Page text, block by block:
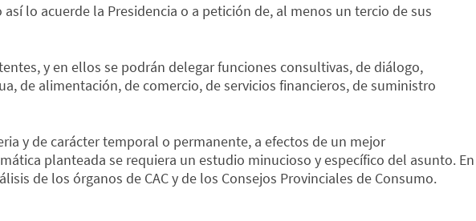
así lo acuerde la Presidencia o a petición de, al menos un tercio de sus
y en ellos se podrán delegar funciones consultivas, de diálogo,
de alimentación, de comercio, de servicios financieros, de suministro
y de carácter temporal o permanente, a efectos de un mejor
planteada se requiera un estudio minucioso y específico del asunto. En
de los órganos de CAC y de los Consejos Provinciales de Consumo.